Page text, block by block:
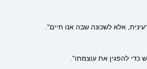
אלא לשכונה שבה אנו חיים".
כדי להפגין את עוצמתו".